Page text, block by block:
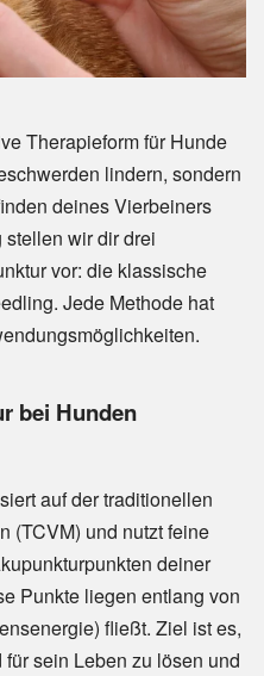
Therapieform für Hunde
lindern, sondern
deines Vierbeiners
wir dir drei
vor: die klassische
Jede Methode hat
bei Hunden
auf der traditionellen
(TCVM) und nutzt feine
deiner
Punkte liegen entlang von
fließt. Ziel ist es,
sein Leben zu lösen und